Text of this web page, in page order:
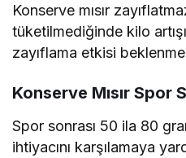
Konserve mısır
tüketilmediğinde kilo
zayıflama etkisi
Konserve Mısır Spor
Spor sonrası 50 ila 80
ihtiyacını karşılamaya